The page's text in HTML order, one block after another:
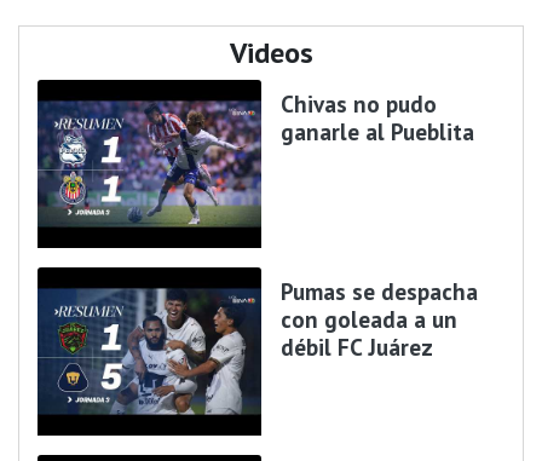
Videos
Chivas no pudo
ganarle al Pueblita
Pumas se despacha
con goleada a un
débil FC Juárez